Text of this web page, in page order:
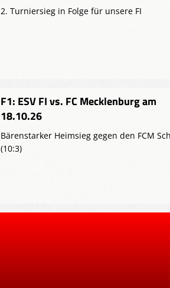
2. Turniersieg in Folge für unsere FI
F1: ESV FI vs. FC Mecklenburg am
18.10.26
Bärenstarker Heimsieg gegen den FCM
(10:3)